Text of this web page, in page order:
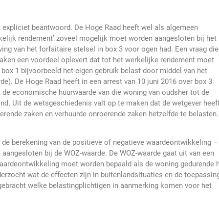
beantwoord. De Hoge Raad heeft wel als algemeen
rendement’ zoveel mogelijk moet worden aangesloten bij het
van het forfaitaire stelsel in box 3 voor ogen had. Een vraag die
een voordeel oplevert dat tot het werkelijke rendement moet
1 bijvoorbeeld het eigen gebruik belast door middel van het
De Hoge Raad heeft in een arrest van 10 juni 2016 over box 3
economische huurwaarde van die woning van oudsher tot de
Uit de wetsgeschiedenis valt op te maken dat de wetgever
zaken en verhuurde onroerende zaken hetzelfde te
berekening van de positieve of negatieve waardeontwikkeling –
bij de WOZ-waarde. De WOZ-waarde gaat uit van een
moet worden bepaald als de woning gedurende
wat de effecten zijn in buitenlandsituaties en de
welke belastingplichtigen in aanmerking komen voor het